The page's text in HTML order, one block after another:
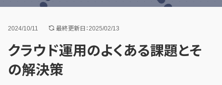
2024/10/11 最終更新日：2025/02/13
クラウド運用のよくある課題とそ
の解決策